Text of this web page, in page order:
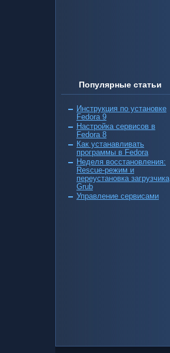
Популярные статьи
Инструкция по установке
Fedora 9
Настройка сервисов в
Fedora 8
Как устанавливать
программы в Fedora
Неделя восстановления:
Rescue-режим и
переустановка загрузчика
Grub
Управление сервисами